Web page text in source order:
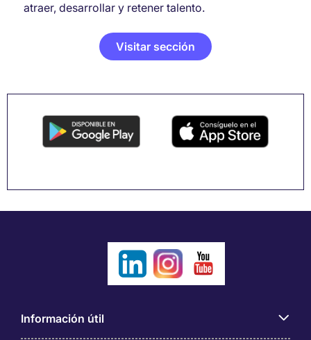
atraer, desarrollar y retener talento.
Visitar sección
Información útil